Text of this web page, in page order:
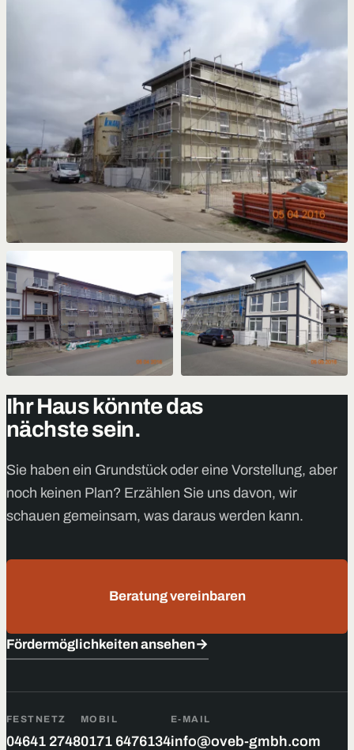
Ihr Haus könnte das
nächste sein.
Sie haben ein Grundstück oder eine Vorstellung, aber
noch keinen Plan? Erzählen Sie uns davon, wir
schauen gemeinsam, was daraus werden kann.
Beratung vereinbaren
Fördermöglichkeiten ansehen
FESTNETZ
04641 2748
MOBIL
0171 6476134
E-MAIL
info@oveb-gmbh.com